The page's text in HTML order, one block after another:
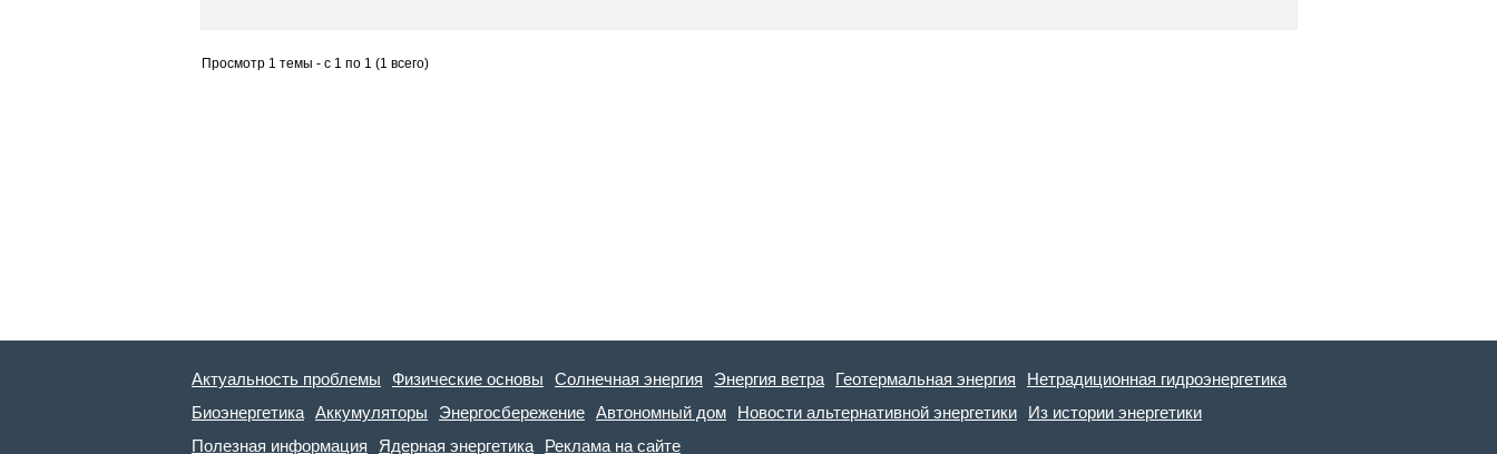
Просмотр 1 темы - с 1 по 1 (1 всего)
Актуальность проблемы Физические основы Солнечная энергия Энергия ветра Геотермальная энергия
Нетрадиционная гидроэнергетика
Биоэнергетика Аккумуляторы Энергосбережение Автономный дом Новости альтернативной энергетики
Из истории энергетики
Полезная информация
Ядерная энергетика Реклама на сайте